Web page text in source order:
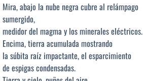
Mira, abajo la nube negra cubre al relámpago
sumergido,
medidor del magma y los minerales eléctricos.
Encima, tierra acumulada mostrando
la súbita raíz impactante, el esparcimiento
de espigas condensadas.